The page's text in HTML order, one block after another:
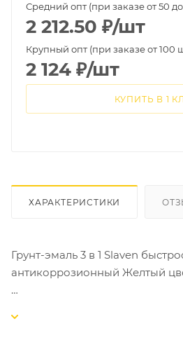
Средний опт (при заказе от 50
2 212.50 ₽/шт
Крупный опт (при заказе от 100
2 124 ₽/шт
КУПИТЬ В 1
ХАРАКТЕРИСТИКИ
Грунт-эмаль 3 в 1 Slaven
антикоррозионный Желтый